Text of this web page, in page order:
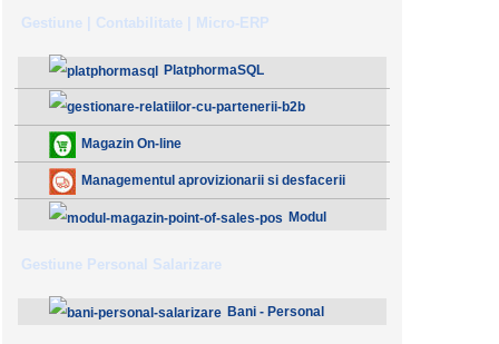
Gestiune | Contabilitate | Micro-ERP
PlatphormaSQL
Gestionare Relatiilor cu Partenerii (B2B)
Magazin On-line
Managementul aprovizionarii si desfacerii
Modul
Gestiune Personal Salarizare
Bani - Personal